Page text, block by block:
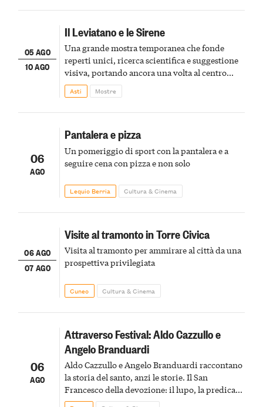
05 AGO
10 AGO
Il Leviatano e le Sirene
Una grande mostra temporanea che fonde
reperti unici, ricerca scientifica e suggestione
visiva, portando ancora una volta al centro
della scena le meraviglie del passato astigiano
Asti Mostre
06
AGO
Pantalera e pizza
Un pomeriggio di sport con la pantalera e a
seguire cena con pizza e non solo
Lequio Berria Cultura & Cinema
06 AGO
07 AGO
Visite al tramonto in Torre Civica
Visita al tramonto per ammirare al città da una
prospettiva privilegiata
Cuneo Cultura & Cinema
06
AGO
Attraverso Festival: Aldo Cazzullo e
Angelo Branduardi
Aldo Cazzullo e Angelo Branduardi raccontano
la storia del santo, anzi le storie. Il San
Francesco della devozione: il lupo, la predica
agli uccelli, le stimmate